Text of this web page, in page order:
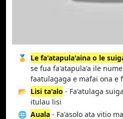
🥇 Le fa'atapula'aina o le
se fua fa'atapula'a ile
faatulagaga e mafai ona e
📂 Lisi ta'alo - Fa'atulaga
itulau lisi
🌐 Auala - Fa'asolo ata vitio